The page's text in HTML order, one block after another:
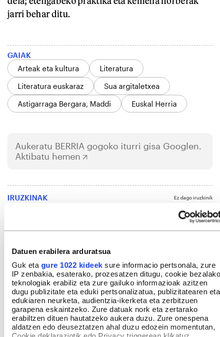
Datuen erabilera arduratsua
Guk eta gure 1022 kideek sure informacio pertsonala, zure
IP zenbakia, esaterako, prozesatzen ditugu, cookie bezalako
teknologiak erabiliz eta zure gailuko informazioak azitzen
dugu publizitate eta eduki pertsonalizatua, publizitatearen eta
edukiaren neurketa, audientzia-ikerketa eta zerbitzuen
garapena eskaintzeko. Zure datuak nork eta zertarako
erabiltzen dituen hautatzeko aukera duzu. Zure onespena
aldatzen edo deuseztatzen ahal duzu edozein momentutan,
jarri behar ditu.
GAIAK
Arteak eta kultura
Literatura
Literatura euskaraz
Sua argitaletxea
Astigarraga Bergara, Maddi
Euskal Herria
Aukeratu BERRIA gogoko iturri gisa Googlen.
Aktibatu hemen
IRUZKINAK Ez dago iruzkinik